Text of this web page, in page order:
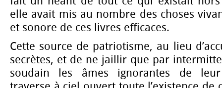
elle avait mis au nombre des choses
et sonore de ces livres efficaces.
Cette source de patriotisme, au lieu
secrètes, et de ne jaillir que par
soudain les âmes ignorantes de